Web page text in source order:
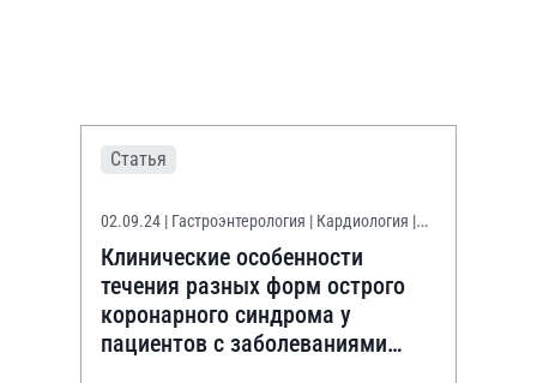
Статья
02.09.24 | Гастроэнтерология | Кардиология |
Терапия
Клинические особенности
течения разных форм острого
коронарного синдрома у
пациентов с заболеваниями